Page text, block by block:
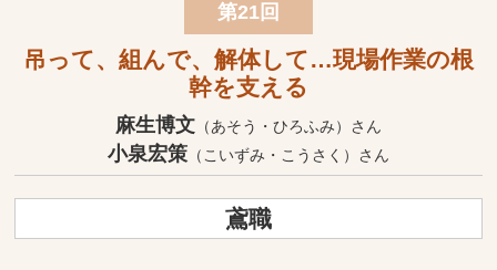
第21回
吊って、組んで、解体して…現場作業の根
幹を支える
麻生博文 （あそう・ひろふみ）さん
小泉宏策 （こいずみ・こうさく）さん
鳶職